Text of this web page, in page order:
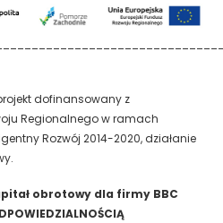
dofinansowany z
Regionalnego w ramach
Rozwój 2014-2020, działanie
obrotowy dla firmy BBC